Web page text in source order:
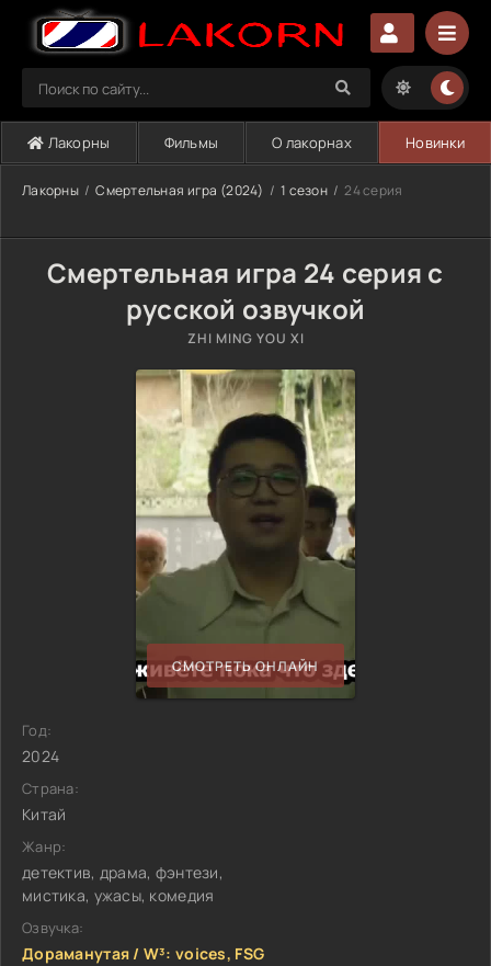
Лакорны Фильмы О лакорнах Новинки
Лакорны Смертельная игра (2024) 1 сезон 24 серия
Смертельная игра 24 серия с
русской озвучкой
ZHI MING YOU XI
СМОТРЕТЬ ОНЛАЙН
Год:
2024
Страна:
Китай
Жанр:
детектив, драма, фэнтези,
мистика, ужасы, комедия
Озвучка:
Дораманутая / W³: voices, FSG